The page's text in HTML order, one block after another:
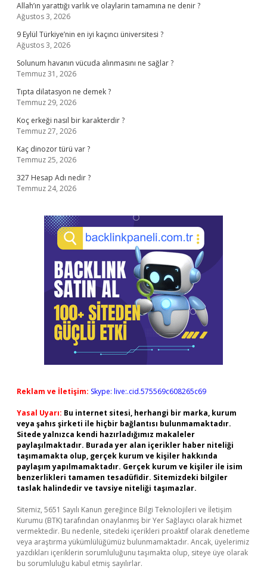
Allah’ın yarattığı varlık ve olaylarin tamamına ne denir ?
Ağustos 3, 2026
9 Eylül Türkiye’nin en iyi kaçıncı üniversitesi ?
Ağustos 3, 2026
Solunum havanın vücuda alınmasını ne sağlar ?
Temmuz 31, 2026
Tıpta dilatasyon ne demek ?
Temmuz 29, 2026
Koç erkeği nasıl bir karakterdir ?
Temmuz 27, 2026
Kaç dinozor türü var ?
Temmuz 25, 2026
327 Hesap Adı nedir ?
Temmuz 24, 2026
Reklam ve İletişim: Skype: live:.cid.575569c608265c69
Yasal Uyarı: Bu internet sitesi, herhangi bir marka, kurum
veya şahıs şirketi ile hiçbir bağlantısı bulunmamaktadır.
Sitede yalnızca kendi hazırladığımız makaleler
paylaşılmaktadır. Burada yer alan içerikler haber niteliği
taşımamakta olup, gerçek kurum ve kişiler hakkında
paylaşım yapılmamaktadır. Gerçek kurum ve kişiler ile isim
benzerlikleri tamamen tesadüfidir. Sitemizdeki bilgiler
taslak halindedir ve tavsiye niteliği taşımazlar.
Sitemiz, 5651 Sayılı Kanun gereğince Bilgi Teknolojileri ve İletişim
Kurumu (BTK) tarafından onaylanmış bir Yer Sağlayıcı olarak hizmet
vermektedir. Bu nedenle, sitedeki içerikleri proaktif olarak denetleme
veya araştırma yükümlülüğümüz bulunmamaktadır. Ancak, üyelerimiz
yazdıkları içeriklerin sorumluluğunu taşımakta olup, siteye üye olarak
bu sorumluluğu kabul etmiş sayılırlar.